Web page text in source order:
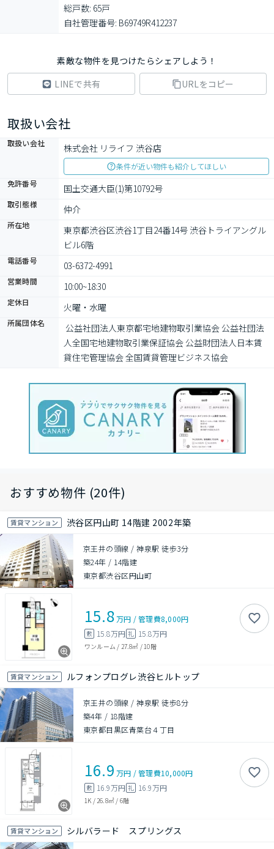
総戸数: 65戸
自社管理番号: B69749R412237
素敵な物件を見つけたらシェアしよう！
LINEで共有
URLをコピー
取扱い会社
取扱い会社 株式会社 リライフ 渋谷店
条件が近い物件も紹介してほしい
免許番号
国土交通大臣(1)第10792号
取引態様 仲介
所在地
東京都渋谷区渋谷1丁目24番14号 渋谷トライアングル
ビル6階
電話番号 03-6372-4991
営業時間 10:00~18:30
定休日 火曜・水曜
所属団体名
人全国宅地建物取引業保証協会 公益財団法人日本賃
貸住宅管理協会 全国賃貸管理ビジネス協会
おすすめ物件 (20件)
賃貸マンション 渋谷区円山町 14階建 2002年築
京王井の頭線 / 神泉駅 徒歩3分
築24年 / 14階建
東京都渋谷区円山町
15.8万円 /管理費8,000円
敷 15.8万円 礼 15.8万円
ワンルーム / 27.8㎡ / 10階
賃貸マンション ルフォンプログレ渋谷ヒルトップ
京王井の頭線 / 神泉駅 徒歩8分
築4年 / 18階建
東京都目黒区青葉台４丁目
16.9 万円 /管理費10,000円
敷 16.9万円 礼 16.9万円
1K / 26.8㎡ / 6階
賃貸マンション シルバラード スプリングス